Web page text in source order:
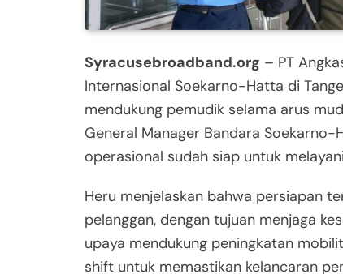
Syracusebroadband.org – PT
Internasional Soekarno-Hatta di
mendukung pemudik selama arus
General Manager Bandara
operasional sudah siap untuk
Heru menjelaskan bahwa persiapan
pelanggan, dengan tujuan menjaga
upaya mendukung peningkatan
shift untuk memastikan kelancaran